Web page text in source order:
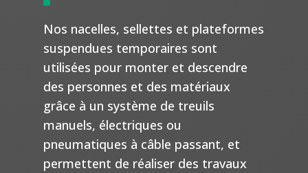
Nos nacelles, sellettes et plateformes
suspendues temporaires sont
utilisées pour monter et descendre
des personnes et des matériaux
grâce à un système de treuils
manuels, électriques ou
pneumatiques à câble passant, et
permettent de réaliser des travaux